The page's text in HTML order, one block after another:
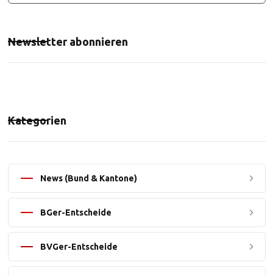
Newsletter abonnieren
Kategorien
News (Bund & Kantone)
BGer-Entscheide
BVGer-Entscheide